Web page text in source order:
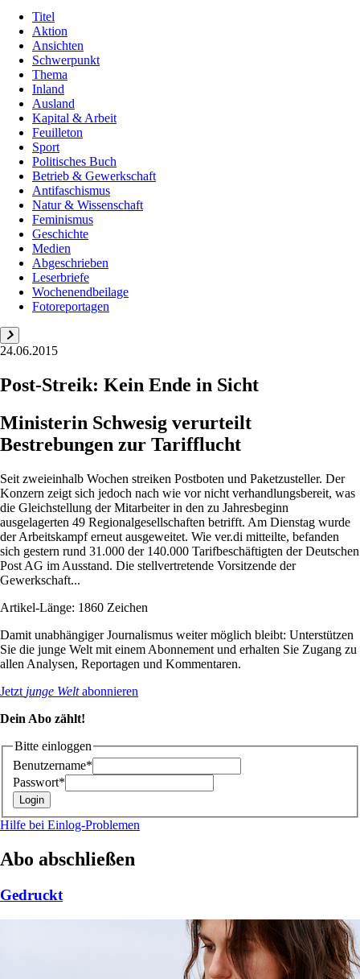
Titel
Aktion
Ansichten
Schwerpunkt
Thema
Inland
Ausland
Kapital & Arbeit
Feuilleton
Sport
Politisches Buch
Betrieb & Gewerkschaft
Antifaschismus
Natur & Wissenschaft
Feminismus
Geschichte
Medien
Abgeschrieben
Leserbriefe
Wochenendbeilage
Fotoreportagen
24.06.2015
Post-Streik: Kein Ende in Sicht
Ministerin Schwesig verurteilt
Bestrebungen zur Tarifflucht
Seit zweieinhalb Wochen streiken Postboten und Paketzusteller. Der
Konzern zeigt sich jedoch nach wie vor nicht verhandlungsbereit, was
die Gleichstellung der Mitarbeiter in den zu Jahresbeginn
ausgelagerten 49 Regionalgesellschaften betrifft. Am Dienstag wurde
der Arbeitskampf erneut ausgeweitet. Wie ver.di mitteilte, befanden
sich gestern rund 31.000 der 140.000 Tarifbeschäftigten der Deutschen
Post AG im Ausstand. Die stellvertretende Vorsitzende der
Gewerkschaft...
Artikel-Länge: 1860 Zeichen
Damit unabhängiger Journalismus weiter möglich bleibt: Unterstützen
Sie die junge Welt mit einem Abonnement und erhalten Sie Zugang zu
allen Analysen, Reportagen und Kommentaren.
Jetzt junge Weltabonnieren
Dein Abo zählt!
Bitte einloggen
Benutzername*
Passwort*
Hilfe bei Einlog-Problemen
Abo abschließen
Gedruckt